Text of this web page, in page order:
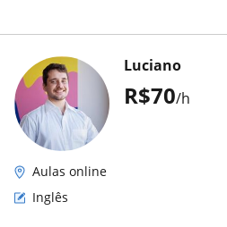
R$70/h
Luciano
Aulas online
Inglês